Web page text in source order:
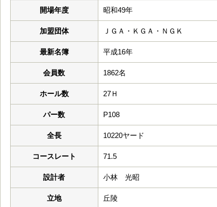
開場年度 昭和49年
加盟団体 ＪＧＡ・ＫＧＡ・ＮＧＫ
最新名簿 平成16年
会員数 1862名
ホール数 27Ｈ
パー数 P108
全長 10220ヤード
コースレート 71.5
設計者 小林 光昭
立地 丘陵